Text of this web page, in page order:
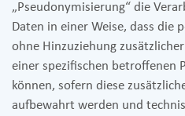
„Pseudonymisierung“ die
Daten in einer Weise, dass die
ohne Hinzuziehung
einer spezifischen betroffenen
können, sofern diese
aufbewahrt werden und